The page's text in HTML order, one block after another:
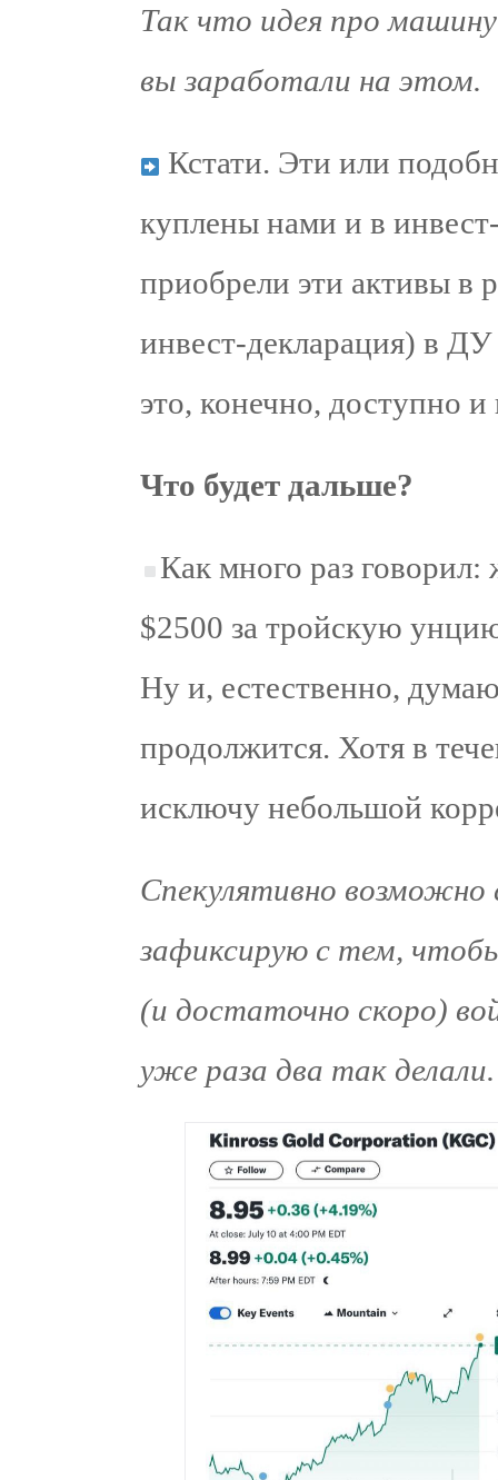
Так что идея про
вы заработали на этом.
Кстати. Эти или
куплены нами и в
приобрели эти активы в
инвест-декларация) в
это, конечно, доступно
Что будет дальше?
Как много раз
$2500 за тройскую
Ну и, естественно,
продолжится. Хотя в
исключу небольшой
Спекулятивно возможно
зафиксирую с тем,
(и достаточно скоро)
уже раза два так